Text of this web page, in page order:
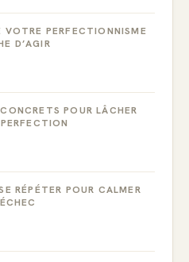
VOTRE PERFECTIONNISME
D’AGIR
POUR LÂCHER
RÉPÉTER POUR CALMER